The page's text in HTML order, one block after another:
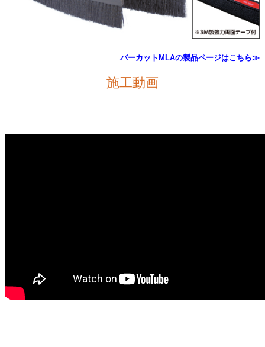
バーカットMLAの製品ページはこちら≫
施工動画